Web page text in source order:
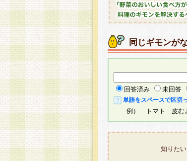
同じギモンが
回答済み 未回答
単語をスペースで区切
例） トマト 皮む
知りた